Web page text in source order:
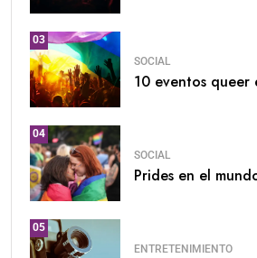
03
SOCIAL
10 eventos queer
04
SOCIAL
Prides en el
05
ENTRETENIMIENTO